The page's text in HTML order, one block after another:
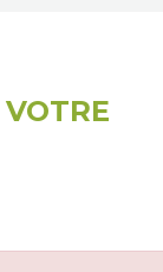
VOTRE